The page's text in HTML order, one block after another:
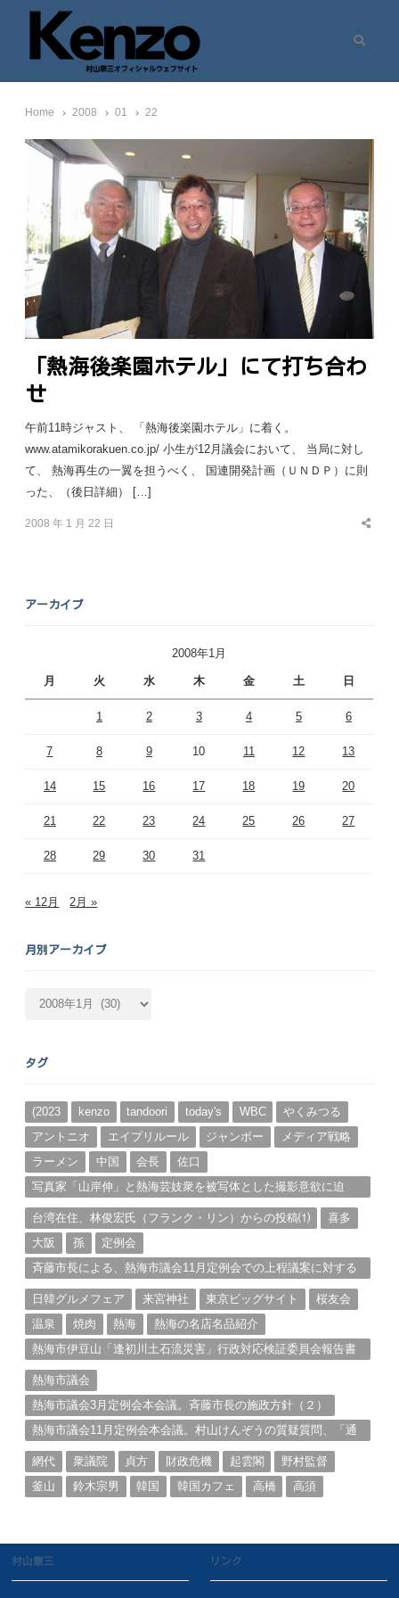
七転八起 – 村山憲三 Official Site
村山憲三ウェブサイト
Home 2008 01 22
「熱海後楽園ホテル」にて打ち合わ
せ
午前11時ジャスト、 「熱海後楽園ホテル」に着く。
www.atamikorakuen.co.jp/ 小生が12月議会において、 当局に対し
て、 熱海再生の一翼を担うべく、 国連開発計画（ＵＮＤＰ）に則
った、（後日詳細） […]
2008 年 1 月 22 日
Share
アーカイブ
2008年1月
月 火 水 木 金 土 日
1 2 3 4 5 6
7 8 9 10 11 12 13
14 15 16 17 18 19 20
21 22 23 24 25 26 27
28 29 30 31
« 12月 2月 »
月別アーカイブ
カ
ブ
タグ
(2023 kenzo tandoori today's WBC
やくみつる
アントニオ
エイプリルール ジャンボー
メディア戦略
ラーメン
中国 会長
佐口
写真家「山岸伸」と熱海芸妓衆を被写体とした撮影意欲に迫
台湾在住、林俊宏氏（フランク・リン）からの投稿⑴
喜多
大阪
孫
定例会
斉藤市長による、熱海市議会11月定例会での上程議案に対する
日韓グルメフェア
来宮神社 東京ビッグサイト
桜友会
温泉
焼肉 熱海
熱海の名店名品紹介
熱海市伊豆山「逢初川土石流災害」行政対応検証委員会報告書
熱海市議会
熱海市議会3月定例会本会議。斉藤市長の施政方針（２）
熱海市議会11月定例会本会議。村山けんぞうの質疑質問、「通
網代
衆議院 貞方 財政危機 起雲閣
野村監督
釜山
鈴木宗男 韓国 韓国カフェ 高橋 高須
村山憲三 リンク